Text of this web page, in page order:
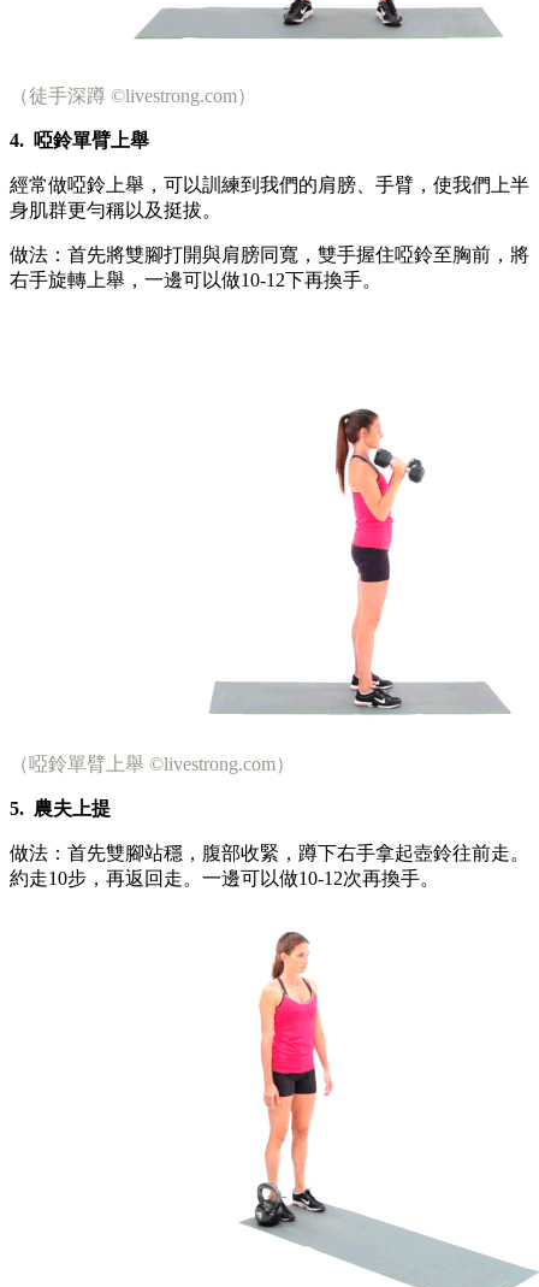
（徒手深蹲 ©livestrong.com）
4. 啞鈴單臂上舉
經常做啞鈴上舉，可以訓練到我們的肩膀、手臂，使我們上半
身肌群更勻稱以及挺拔。
做法：首先將雙腳打開與肩膀同寬，雙手握住啞鈴至胸前，將
右手旋轉上舉，一邊可以做10-12下再換手。
（啞鈴單臂上舉 ©livestrong.com）
5. 農夫上提
做法：首先雙腳站穩，腹部收緊，蹲下右手拿起壺鈴往前走。
約走10步，再返回走。一邊可以做10-12次再換手。